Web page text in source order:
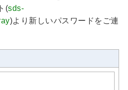
(sds-
)より新しいパスワードをご連